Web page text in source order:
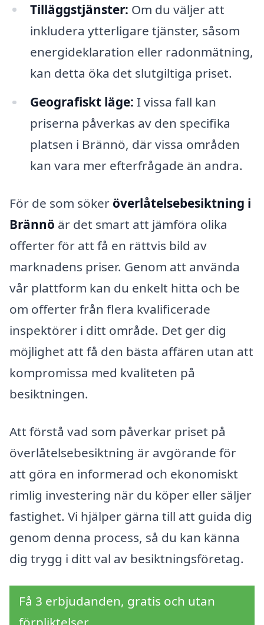
Tilläggstjänster: Om du väljer att
inkludera ytterligare tjänster, såsom
energideklaration eller radonmätning,
kan detta öka det slutgiltiga priset.
Geografiskt läge: I vissa fall kan
priserna påverkas av den specifika
platsen i Brännö, där vissa områden
kan vara mer efterfrågade än andra.
För de som söker överlåtelsebesiktning i
Brännö är det smart att jämföra olika
offerter för att få en rättvis bild av
marknadens priser. Genom att använda
vår plattform kan du enkelt hitta och be
om offerter från flera kvalificerade
inspektörer i ditt område. Det ger dig
möjlighet att få den bästa affären utan att
kompromissa med kvaliteten på
besiktningen.
Att förstå vad som påverkar priset på
överlåtelsebesiktning är avgörande för
att göra en informerad och ekonomiskt
rimlig investering när du köper eller säljer
fastighet. Vi hjälper gärna till att guida dig
genom denna process, så du kan känna
dig trygg i ditt val av besiktningsföretag.
Få 3 erbjudanden, gratis och utan